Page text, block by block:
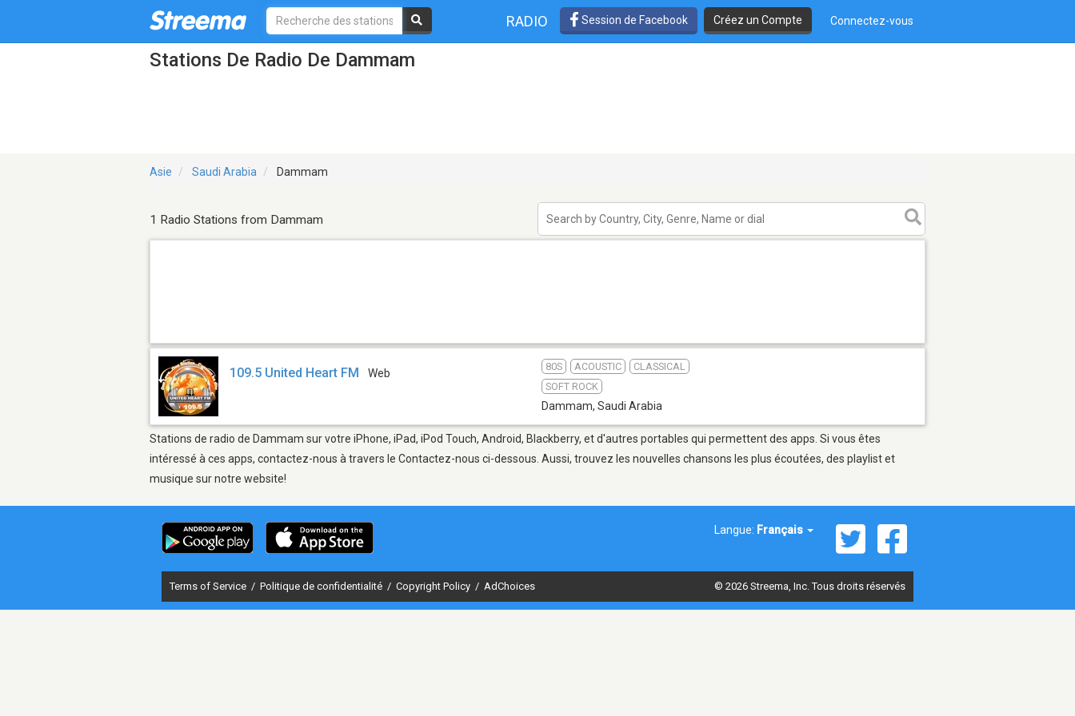
RADIO Session de Facebook Créez un Compte Connectez-vous
Stations De Radio De Dammam
Asie Saudi Arabia Dammam
1 Radio Stations from Dammam
109.5 United Heart FM Web
80S ACOUSTIC
CLASSICAL
SOFT ROCK
Dammam, Saudi Arabia
Stations de radio de Dammam sur votre iPhone, iPad, iPod Touch, Android, Blackberry, et d'autres portables qui permettent des apps. Si vous êtes
intéressé à ces apps, contactez-nous à travers le Contactez-nous ci-dessous. Aussi, trouvez les nouvelles chansons les plus écoutées, des playlist et
musique sur notre website!
Langue: Français
Terms of Service / Politique de confidentialité / Copyright Policy / AdChoices © 2026 Streema, Inc. Tous droits réservés